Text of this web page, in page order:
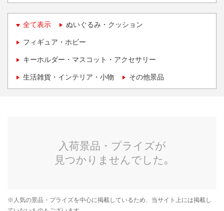
全て表示 ぬいぐるみ・クッション
フィギュア・ホビー
キーホルダー・マスコット・アクセサリー
生活雑貨・インテリア・小物 その他景品